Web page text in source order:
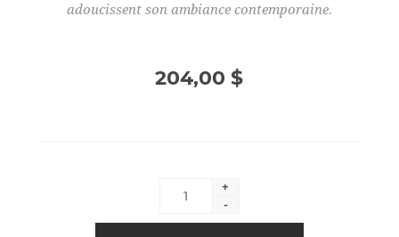
adoucissent son ambiance contemporaine.
204,00 $
+
-